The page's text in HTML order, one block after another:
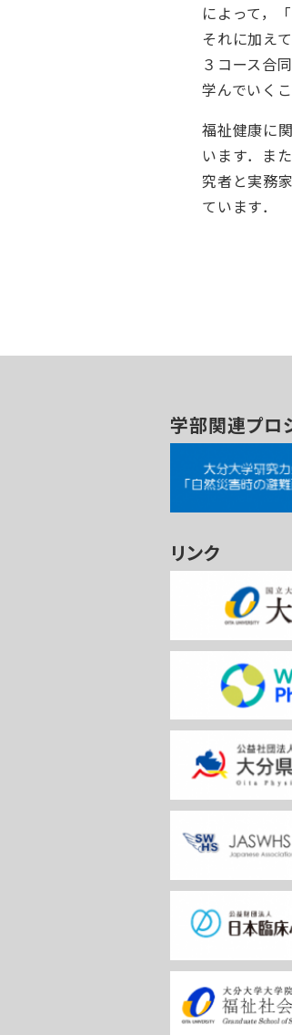
によって，
それに加え
３コース合
学んでいくこ
福祉健康に
います．ま
究者と実務
ています．
学部関連プロ
リンク